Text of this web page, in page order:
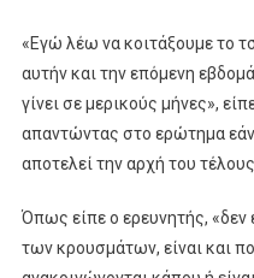
«Εγώ λέω να κοιτάξουμε το
αυτήν και την επόμενη
γίνει σε μερικούς μήνες»,
απαντώντας στο ερώτημα
αποτελεί την αρχή του
Όπως είπε ο ερευνητής, «δεν
των κρουσμάτων, είναι και